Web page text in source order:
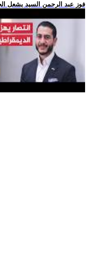
.. فوز عبد الرحمن السيد يشعل